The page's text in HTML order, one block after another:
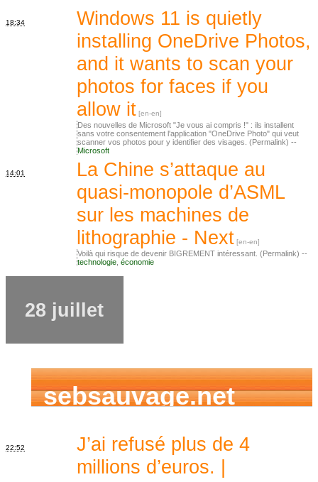
18:34
Windows 11 is quietly
installing OneDrive Photos,
and it wants to scan your
photos for faces if you
allow it
Des nouvelles de Microsoft "Je vous ai compris !" : ils installent
sans votre consentement l'application "OneDrive Photo" qui veut
scanner vos photos pour y identifier des visages. (Permalink) --
Microsoft
14:01
La Chine s’attaque au
quasi-monopole d’ASML
sur les machines de
lithographie - Next
Voilà qui risque de devenir BIGREMENT intéressant. (Permalink) --
technologie économie
28 juillet
sebsauvage.net
22:52
J’ai refusé plus de 4
millions d’euros. |